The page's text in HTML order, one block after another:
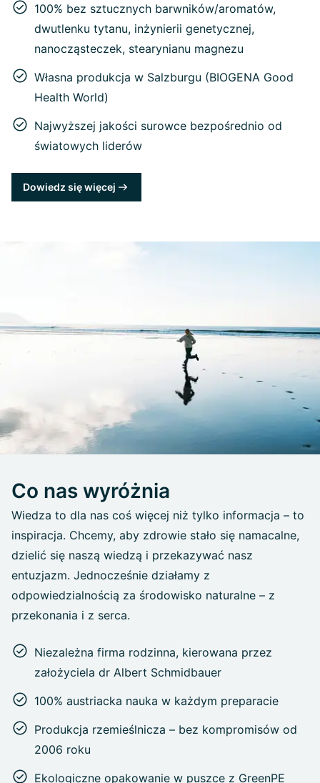
100% bez sztucznych barwników/aromatów,
dwutlenku tytanu, inżynierii genetycznej,
nanocząsteczek, stearynianu magnezu
Własna produkcja w Salzburgu (BIOGENA Good
Health World)
Najwyższej jakości surowce bezpośrednio od
światowych liderów
Dowiedz się więcej
Co nas wyróżnia
Wiedza to dla nas coś więcej niż tylko informacja – to
inspiracja. Chcemy, aby zdrowie stało się namacalne,
dzielić się naszą wiedzą i przekazywać nasz
entuzjazm. Jednocześnie działamy z
odpowiedzialnością za środowisko naturalne – z
przekonania i z serca.
Niezależna firma rodzinna, kierowana przez
założyciela dr Albert Schmidbauer
100% austriacka nauka w każdym preparacie
Produkcja rzemieślnicza – bez kompromisów od
2006 roku
Ekologiczne opakowanie w puszce z GreenPE